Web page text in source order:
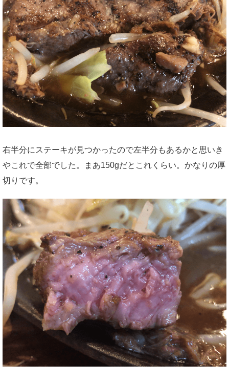
右半分にステーキが見つかったので左半分もあるかと思いき
やこれで全部でした。まあ150gだとこれくらい。かなりの厚
切りです。